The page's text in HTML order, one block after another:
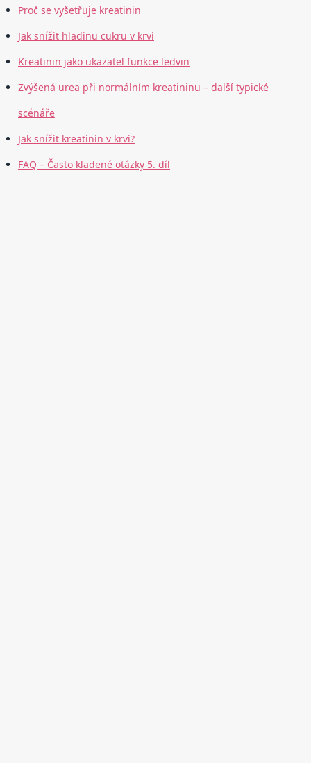
Proč se vyšetřuje kreatinin
Jak snížit hladinu cukru v krvi
Kreatinin jako ukazatel funkce ledvin
Zvýšená urea při normálním kreatininu – další typické
scénáře
Jak snížit kreatinin v krvi?
FAQ – Často kladené otázky 5. díl